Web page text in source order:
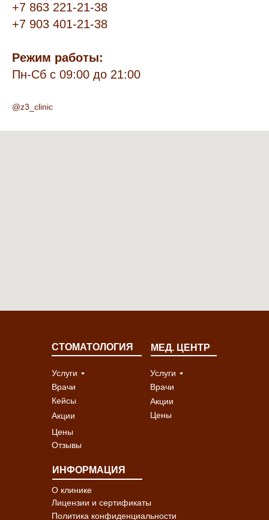
+7 863 221-21-38
+7 903 401-21-38
Режим работы:
Пн-Сб с 09:00 до 21:00
@z3_clinic
СТОМАТОЛОГИЯ МЕД. ЦЕНТР
Услуги
Акции
Политика конфиденциальности
Цены
Врачи
Кейсы
ИНФОРМАЦИЯ
Лицензии и сертификаты
Услуги
Акции
Цены
Врачи
О клинике
Отзывы